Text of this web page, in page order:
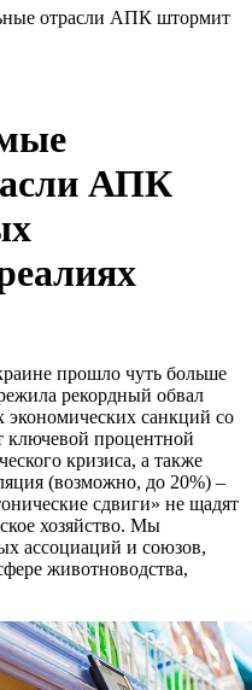
отрасли АПК штормит
АПК
прошло чуть больше
рекордный обвал
экономических санкций со
ключевой процентной
кризиса, а также
(возможно, до 20%) –
сдвиги» не щадят
хозяйство. Мы
ассоциаций и союзов,
животноводства,